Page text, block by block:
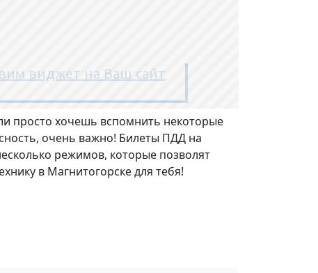
просто хочешь вспомнить некоторые
очень важно! Билеты ПДД на
режимов, которые позволят
в Магнитогорске для тебя!